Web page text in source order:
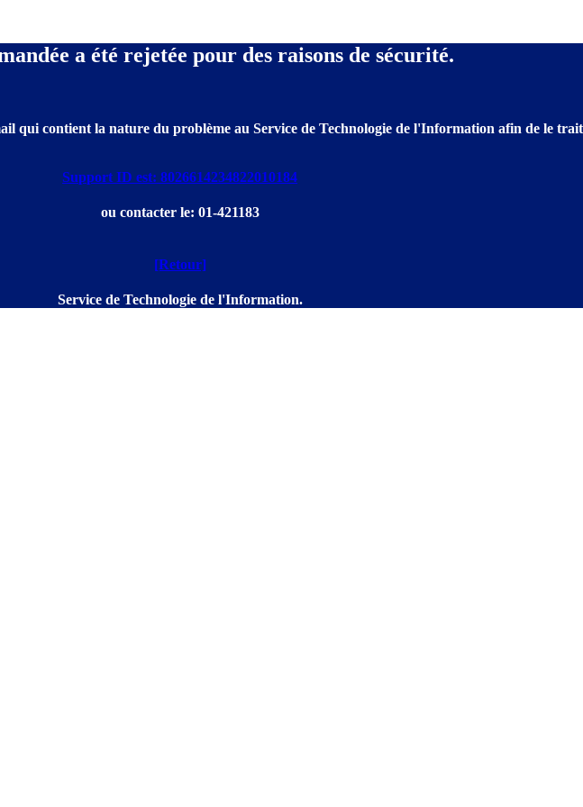
a été rejetée pour des raisons de sécurité.
qui contient la nature du problème au Service de Technologie de l'Information afin de le
Support ID est: 8026614234822010184
ou contacter le: 01-421183
[Retour]
Service de Technologie de l'Information.